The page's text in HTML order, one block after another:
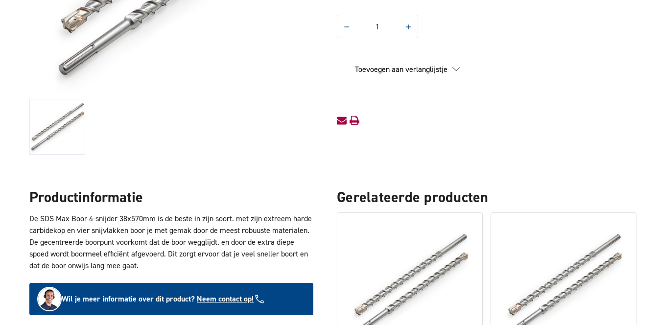
Hoeveelheid
Boor
Hoeveelheid
Boor
4-
Toevoegen aan verlanglijstje
Productinformatie
De SDS Max Boor 4-snijder 38x570mm is de beste in zijn soort. met zijn extreem harde
carbidekop en vier snijvlakken boor je met gemak door de meest robuuste materialen.
De gecentreerde boorpunt voorkomt dat de boor wegglijdt. en door de extra diepe
spoed wordt boormeel efficiënt afgevoerd. Dit zorgt ervoor dat je veel sneller boort en
dat de boor onwijs lang mee gaat.
Wil je meer informatie over dit product? Neem contact op!
Gerelateerde producten